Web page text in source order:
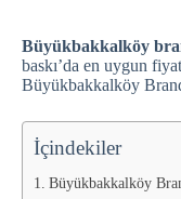
Büyükbakkalköy
baskı’da en uygun
Büyükbakkalköy
İçindekiler
Büyükbakkalköy